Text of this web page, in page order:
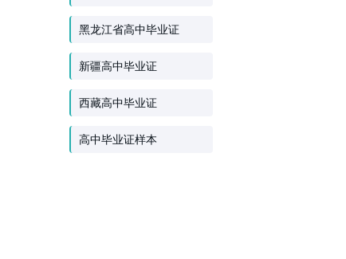
黑龙江省高中毕业证
新疆高中毕业证
西藏高中毕业证
高中毕业证样本